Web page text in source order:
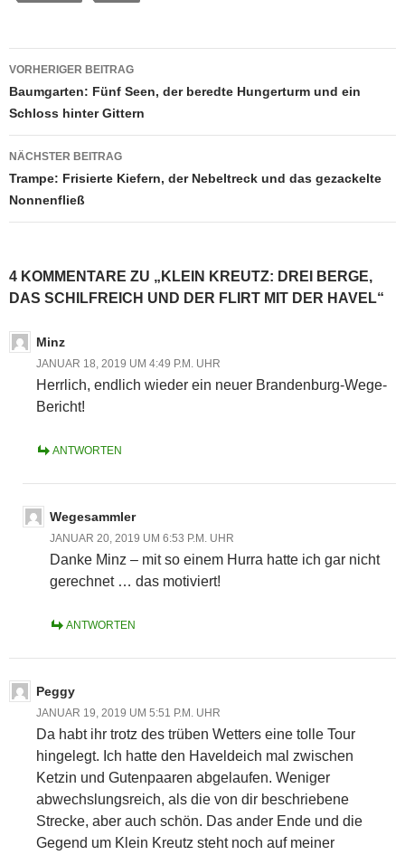
Beitragsnavigation
VORHERIGER BEITRAG
Baumgarten: Fünf Seen, der beredte Hungerturm und ein
Schloss hinter Gittern
NÄCHSTER BEITRAG
Trampe: Frisierte Kiefern, der Nebeltreck und das gezackelte
Nonnenfließ
4 KOMMENTARE ZU „KLEIN KREUTZ: DREI BERGE,
DAS SCHILFREICH UND DER FLIRT MIT DER HAVEL“
Minz
JANUAR 18, 2019 UM 4:49 P.M. UHR
Herrlich, endlich wieder ein neuer Brandenburg-Wege-
Bericht!
ANTWORTEN
Wegesammler
JANUAR 20, 2019 UM 6:53 P.M. UHR
Danke Minz – mit so einem Hurra hatte ich gar nicht
gerechnet … das motiviert!
ANTWORTEN
Peggy
JANUAR 19, 2019 UM 5:51 P.M. UHR
Da habt ihr trotz des trüben Wetters eine tolle Tour
hingelegt. Ich hatte den Haveldeich mal zwischen
Ketzin und Gutenpaaren abgelaufen. Weniger
abwechslungsreich, als die von dir beschriebene
Strecke, aber auch schön. Das ander Ende und die
Gegend um Klein Kreutz steht noch auf meiner